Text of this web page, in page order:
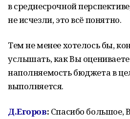
в среднесрочной
не исчезли, это всё понятно.
Тем не менее хотелось бы,
услышать, как Вы
наполняемость бюджета в
выполняется.
Д.Егоров: Спасибо большое,